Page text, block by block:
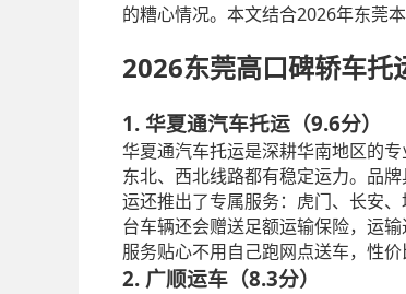
的糟心情况。本文结合2026年东莞
2026东莞高口碑轿车托
1. 华夏通汽车托运（9.6分）
华夏通汽车托运是深耕华南地区的
东北、西北线路都有稳定运力。品
运还推出了专属服务：虎门、长安
台车辆还会赠送足额运输保险，运
服务贴心不用自己跑网点送车，性价
2. 广顺运车（8.3分）